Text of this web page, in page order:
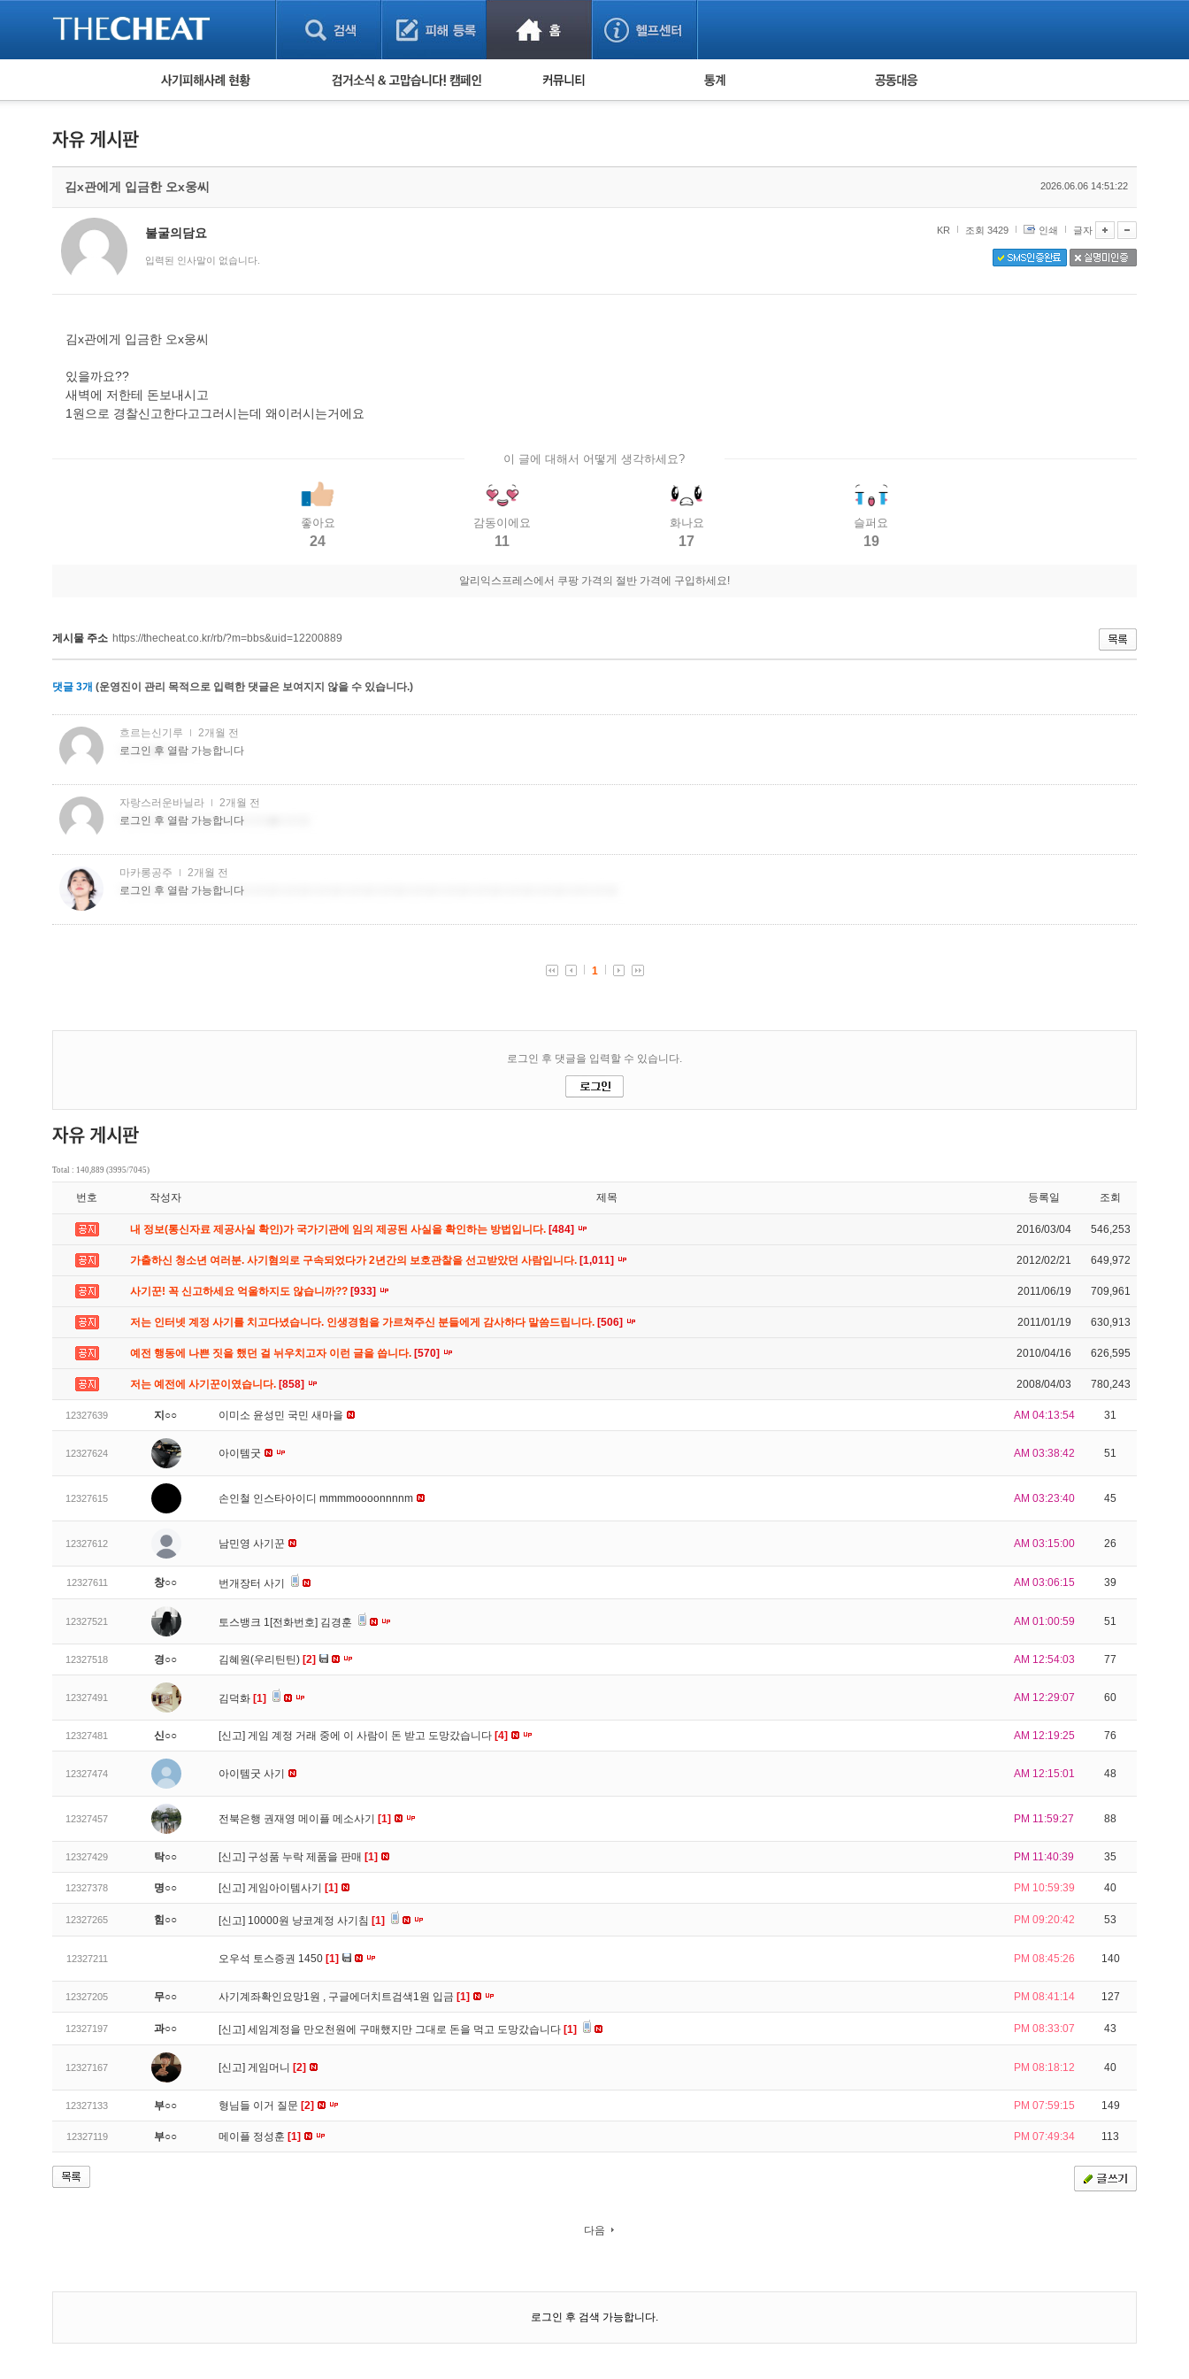
피해사례 현황
보이스피싱 피해사례
유해사이트 목록
비공개 피해사례
워킹홀리데이 피해사례
검거 소식 사기 예방했어요! 누적 피해사례 통계 피해자 공동대응
김x관에게 입금한 오x웅씨 2026.06.06 14:51:22
불굴의담요
입력된 인사말이 없습니다.
KR 조회 3429 인쇄 글자
김x관에게 입금한 오x웅씨
있을까요??
새벽에 저한테 돈보내시고
1원으로 경찰신고한다고그러시는데 왜이러시는거에요
이 글에 대해서 어떻게 생각하세요?
좋아요
24
감동이에요
11
화나요
17
슬퍼요
19
알리익스프레스에서 쿠팡 가격의 절반 가격에 구입하세요!
게시물 주소 https://thecheat.co.kr/rb/?m=bbs&uid=12200889
댓글 3개 (운영진이 관리 목적으로 입력한 댓글은 보여지지 않을 수 있습니다.)
Total : 140,889 (3995/7045)
번호 작성자 제목 등록일 조회
내 정보(통신자료 제공사실 확인)가 국가기관에 임의 제공된 사실을 확인하는 방법입니다. [484] 2016/03/04 546,253
가출하신 청소년 여러분. 사기혐의로 구속되었다가 2년간의 보호관찰을 선고받았던 사람입니다. [1,011] 2012/02/21 649,972
사기꾼! 꼭 신고하세요 억울하지도 않습니까?? [933] 2011/06/19 709,961
저는 인터넷 계정 사기를 치고다녔습니다. 인생경험을 가르쳐주신 분들에게 감사하다 말씀드립니다. [506] 2011/01/19 630,913
예전 행동에 나쁜 짓을 했던 걸 뉘우치고자 이런 글을 씁니다. [570] 2010/04/16 626,595
저는 예전에 사기꾼이였습니다. [858] 2008/04/03 780,243
12327639 지○○ 이미소 윤성민 국민 새마을 AM 04:13:54 31
12327624 아이템굿 AM 03:38:42 51
12327615 손인철 인스타아이디 mmmmoooonnnnm AM 03:23:40 45
12327612 남민영 사기꾼 AM 03:15:00 26
12327611 창○○ 번개장터 사기 AM 03:06:15 39
12327521 토스뱅크 1[전화번호] 김경훈 AM 01:00:59 51
12327518 경○○ 김혜원(우리틴틴) [2] AM 12:54:03 77
12327491 김덕화 [1] AM 12:29:07 60
12327481 신○○ [신고] 게임 계정 거래 중에 이 사람이 돈 받고 도망갔습니다 [4] AM 12:19:25 76
12327474 아이템굿 사기 AM 12:15:01 48
12327457 전북은행 권재영 메이플 메소사기 [1] PM 11:59:27 88
12327429 탁○○ [신고] 구성품 누락 제품을 판매 [1] PM 11:40:39 35
12327378 명○○ [신고] 게임아이템사기 [1] PM 10:59:39 40
12327265 힘○○ [신고] 10000원 냥코계정 사기침 [1] PM 09:20:42 53
12327211 오우석 토스증권 1450 [1] PM 08:45:26 140
12327205 무○○ 사기계좌확인요망1원 , 구글에더치트검색1원 입금 [1] PM 08:41:14 127
12327197 과○○ [신고] 세임계정을 만오천원에 구매했지만 그대로 돈을 먹고 도망갔습니다 [1] PM 08:33:07 43
12327167 [신고] 게임머니 [2] PM 08:18:12 40
12327133 부○○ 형님들 이거 질문 [2] PM 07:59:15 149
12327119 부○○ 메이플 정성훈 [1] PM 07:49:34 113
다음
로그인 후 검색 가능합니다.